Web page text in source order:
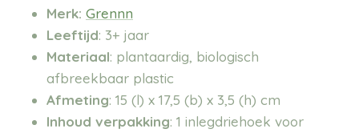
Merk: Grennn
Leeftijd: 3+ jaar
Materiaal: plantaardig, biologisch
afbreekbaar plastic
Afmeting: 15 (l) x 17,5 (b) x 3,5 (h) cm
Inhoud verpakking: 1 inlegdriehoek voor